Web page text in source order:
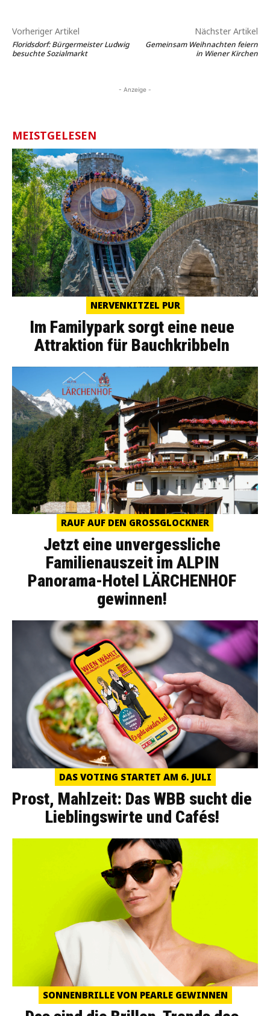
Vorheriger Artikel
Floridsdorf: Bürgermeister Ludwig
besuchte Sozialmarkt
Nächster Artikel
Gemeinsam Weihnachten feiern
in Wiener Kirchen
- Anzeige -
MEISTGELESEN
NERVENKITZEL PUR
Im Familypark sorgt eine neue
Attraktion für Bauchkribbeln
RAUF AUF DEN GROSSGLOCKNER
Jetzt eine unvergessliche
Familienauszeit im ALPIN
Panorama-Hotel LÄRCHENHOF
gewinnen!
DAS VOTING STARTET AM 6. JULI
Prost, Mahlzeit: Das WBB sucht die
Lieblingswirte und Cafés!
SONNENBRILLE VON PEARLE GEWINNEN